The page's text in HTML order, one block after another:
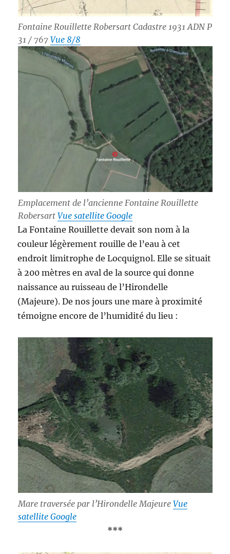
Fontaine Rouillette Robersart Cadastre 1931 ADN P
31 / 767 Vue 8/8
Emplacement de l’ancienne Fontaine Rouillette
Robersart Vue satellite Google
La Fontaine Rouillette devait son nom à la
couleur légèrement rouille de l’eau à cet
endroit limitrophe de Locquignol. Elle se situait
à 200 mètres en aval de la source qui donne
naissance au ruisseau de l’Hirondelle
(Majeure). De nos jours une mare à proximité
témoigne encore de l’humidité du lieu :
Mare traversée par l’Hirondelle Majeure Vue
satellite Google
***